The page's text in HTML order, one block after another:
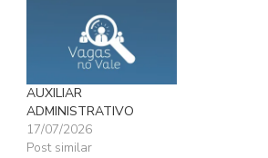
AUXILIAR
ADMINISTRATIVO
17/07/2026
Post similar